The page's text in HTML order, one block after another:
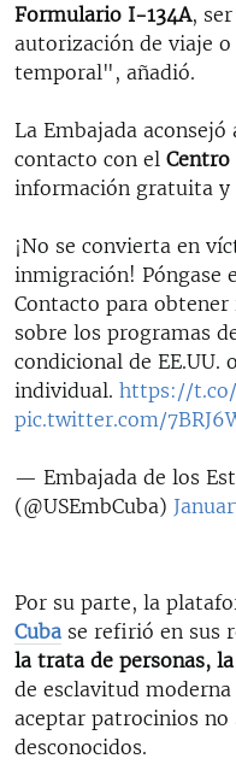
Formulario I-134A,
autorización de viaje
temporal", añadió.
La Embajada
contacto con el Centro
información gratuita y
¡No se convierta en
inmigración! Póngase
Contacto para
sobre los programas
condicional de EE.UU.
individual. https://t.co/
pic.twitter.com/
— Embajada de los
(@USEmbCuba)
Por su parte, la
Cuba se refirió en sus
la trata de personas,
de esclavitud
aceptar patrocinios
desconocidos.